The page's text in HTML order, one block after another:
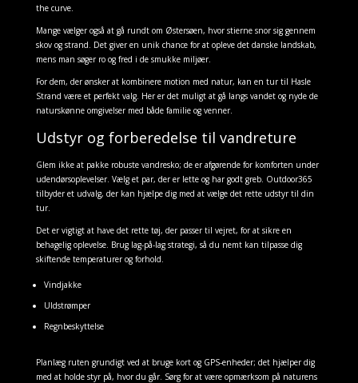
the curve.
Mange vælger også at gå rundt om Østersøen, hvor stierne snor sig gennem
skov og strand. Det giver en unik chance for at opleve det danske landskab,
mens man søger ro og fred i de smukke miljøer.
For dem, der ønsker at kombinere motion med natur, kan en tur til Hasle
Strand være et perfekt valg. Her er det muligt at gå langs vandet og nyde de
naturskønne omgivelser med både familie og venner.
Udstyr og forberedelse til vandreture
Glem ikke at pakke robuste vandresko; de er afgørende for komforten under
udendørsoplevelser. Vælg et par, der er lette og har godt greb. Outdoor365
tilbyder et udvalg, der kan hjælpe dig med at vælge det rette udstyr til din
tur.
Det er vigtigt at have det rette tøj, der passer til vejret, for at sikre en
behagelig oplevelse. Brug lag-på-lag strategi, så du nemt kan tilpasse dig
skiftende temperaturer og forhold.
Vindjakke
Uldstrømper
Regnbeskyttelse
Planlæg ruten grundigt ved at bruge kort og GPS-enheder; det hjælper dig
med at holde styr på, hvor du går. Sørg for at være opmærksom på naturens